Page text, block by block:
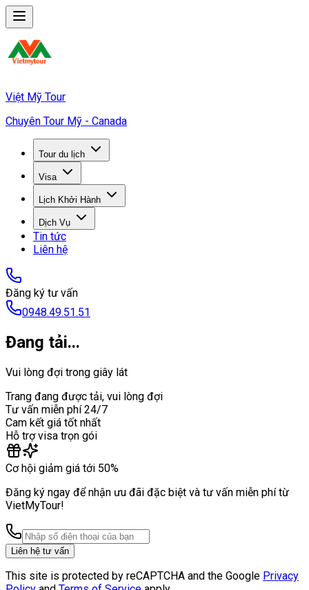
Việt Mỹ Tour
Chuyên Tour Mỹ - Canada
Tour du lịch
Visa
Lịch Khởi Hành
Dịch Vụ
Tin tức
Liên hệ
Đăng ký tư vấn
0948.49.51.51
Đang tải...
Vui lòng đợi trong giây lát
Trang đang được tải, vui lòng đợi
Tư vấn miễn phí 24/7
Cam kết giá tốt nhất
Hỗ trợ visa trọn gói
Cơ hội giảm giá tới 50%
Đăng ký ngay để nhận ưu đãi đặc biệt và tư vấn miễn phí từ
VietMyTour!
Liên hệ tư vấn
This site is protected by reCAPTCHA and the Google Privacy